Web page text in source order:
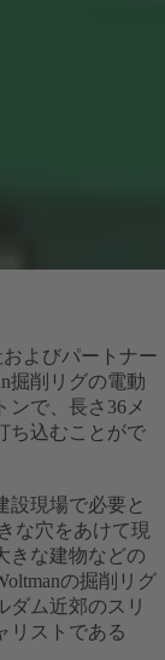
およびパートナー
掘削リグの電動
ンで、長さ36メ
ち込むことがで
設現場で必要と
な穴をあけて現
きな建物などの
の掘削リグ
ダム近郊のスリ
リストである